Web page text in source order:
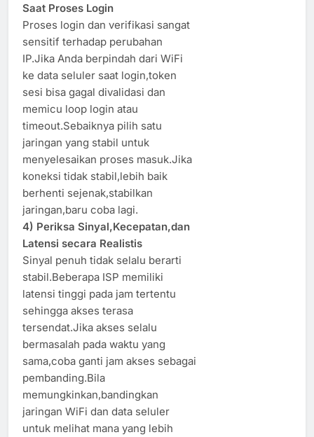
Saat Proses Login
Proses login dan verifikasi sangat
sensitif terhadap perubahan
IP.Jika Anda berpindah dari WiFi
ke data seluler saat login,token
sesi bisa gagal divalidasi dan
memicu loop login atau
timeout.Sebaiknya pilih satu
jaringan yang stabil untuk
menyelesaikan proses masuk.Jika
koneksi tidak stabil,lebih baik
berhenti sejenak,stabilkan
jaringan,baru coba lagi.
4) Periksa Sinyal,Kecepatan,dan
Latensi secara Realistis
Sinyal penuh tidak selalu berarti
stabil.Beberapa ISP memiliki
latensi tinggi pada jam tertentu
sehingga akses terasa
tersendat.Jika akses selalu
bermasalah pada waktu yang
sama,coba ganti jam akses sebagai
pembanding.Bila
memungkinkan,bandingkan
jaringan WiFi dan data seluler
untuk melihat mana yang lebih